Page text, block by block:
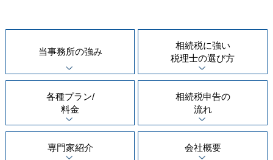
当事務所の強み
相続税に強い
税理士の選び方
各種プラン/
料金
相続税申告の
流れ
専門家紹介 会社概要